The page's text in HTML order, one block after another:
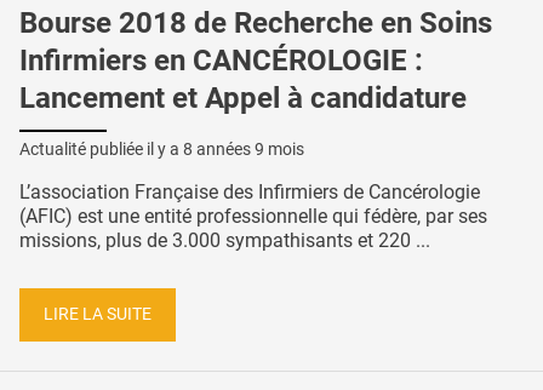
Bourse 2018 de Recherche en Soins
Infirmiers en CANCÉROLOGIE :
Lancement et Appel à candidature
Actualité publiée il y a 8 années 9 mois
L’association Française des Infirmiers de Cancérologie
(AFIC) est une entité professionnelle qui fédère, par ses
missions, plus de 3.000 sympathisants et 220 ...
LIRE LA SUITE